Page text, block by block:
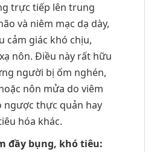
trực tiếp lên trung
và niêm mạc dạ dày,
cảm giác khó chịu,
nôn. Điều này rất hữu
người bị ốm nghén,
nôn mửa do viêm
ngược thực quản hay
hóa khác.
đầy bụng, khó tiêu: